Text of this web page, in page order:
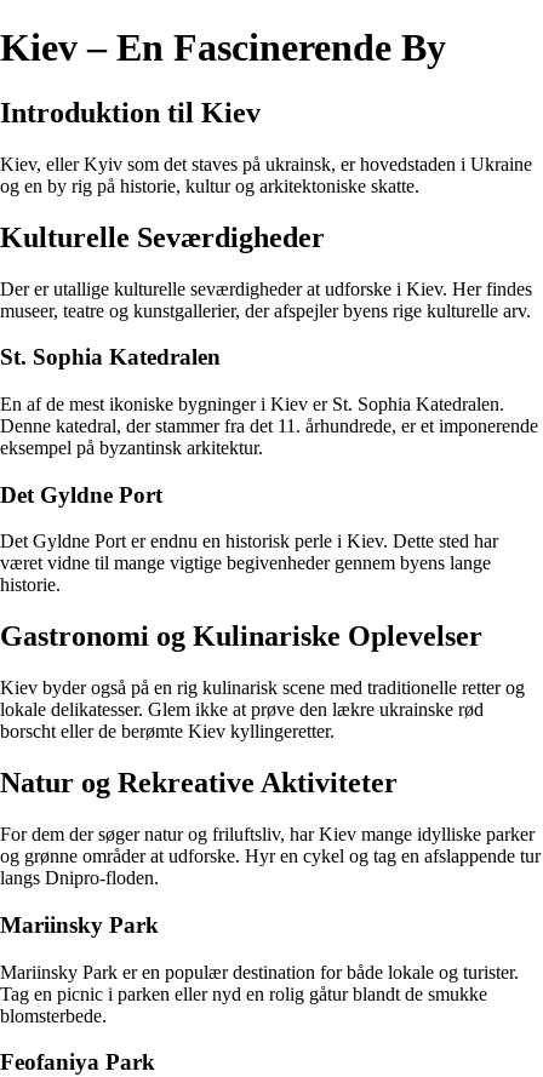
Kiev – En Fascinerende By
Introduktion til Kiev
Kiev, eller Kyiv som det staves på ukrainsk, er hovedstaden i Ukraine
og en by rig på historie, kultur og arkitektoniske skatte.
Kulturelle Seværdigheder
Der er utallige kulturelle seværdigheder at udforske i Kiev. Her findes
museer, teatre og kunstgallerier, der afspejler byens rige kulturelle arv.
St. Sophia Katedralen
En af de mest ikoniske bygninger i Kiev er St. Sophia Katedralen.
Denne katedral, der stammer fra det 11. århundrede, er et imponerende
eksempel på byzantinsk arkitektur.
Det Gyldne Port
Det Gyldne Port er endnu en historisk perle i Kiev. Dette sted har
været vidne til mange vigtige begivenheder gennem byens lange
historie.
Gastronomi og Kulinariske Oplevelser
Kiev byder også på en rig kulinarisk scene med traditionelle retter og
lokale delikatesser. Glem ikke at prøve den lækre ukrainske rød
borscht eller de berømte Kiev kyllingeretter.
Natur og Rekreative Aktiviteter
For dem der søger natur og friluftsliv, har Kiev mange idylliske parker
og grønne områder at udforske. Hyr en cykel og tag en afslappende tur
langs Dnipro-floden.
Mariinsky Park
Mariinsky Park er en populær destination for både lokale og turister.
Tag en picnic i parken eller nyd en rolig gåtur blandt de smukke
blomsterbede.
Feofaniya Park